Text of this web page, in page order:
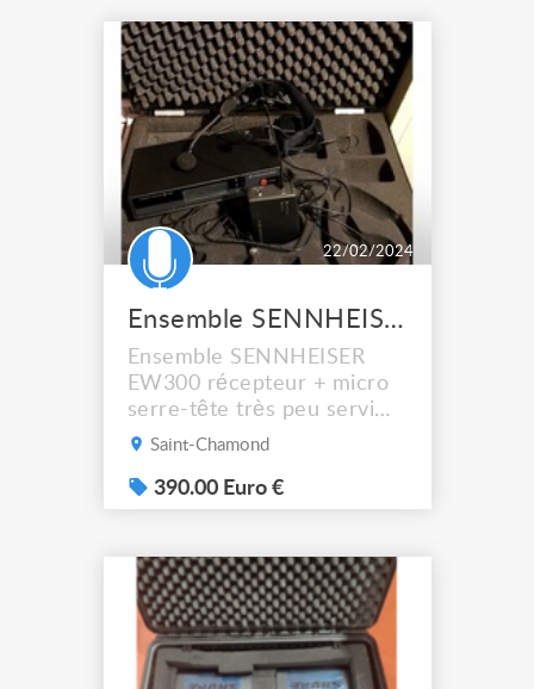
22/02/2024
Ensemble SENNHEISER EW300 récepteur micro serretête
Ensemble SENNHEISER
EW300 récepteur + micro
serre-tête très peu servi
Avec valise de transport
Saint-Chamond
390.00 Euro €